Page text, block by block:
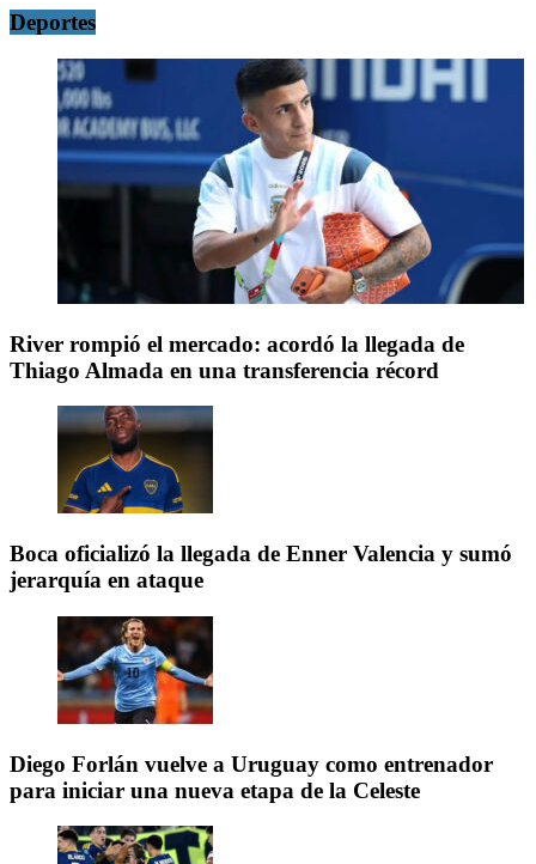
Deportes
River rompió el mercado: acordó la llegada de
Thiago Almada en una transferencia récord
Boca oficializó la llegada de Enner Valencia y sumó
jerarquía en ataque
Diego Forlán vuelve a Uruguay como entrenador
para iniciar una nueva etapa de la Celeste